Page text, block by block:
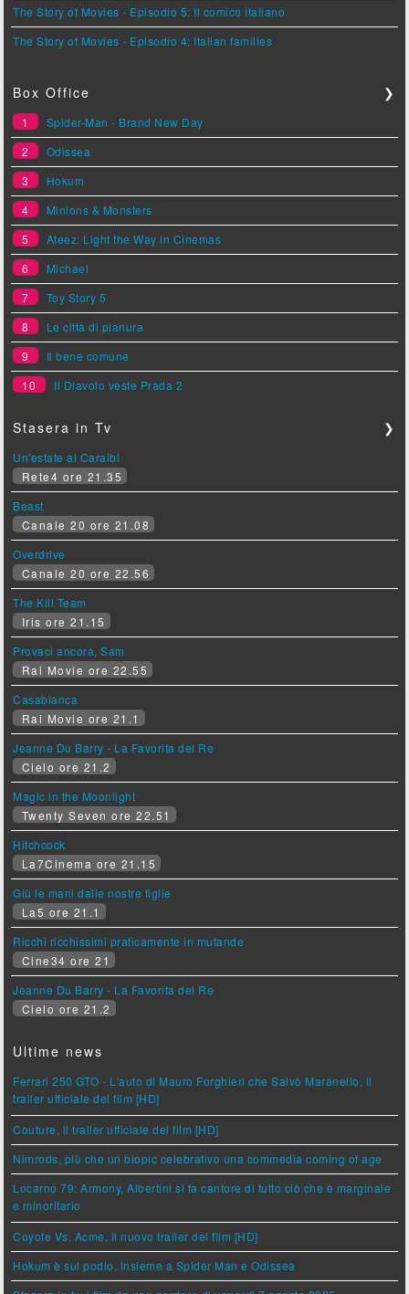
The Story of Movies - Episodio 5: Il comico italiano
The Story of Movies - Episodio 4: Italian families
Box Office ❯
1
Spider-Man - Brand New Day
2
Odissea
3
Hokum
4
Minions & Monsters
5
Ateez: Light the Way in Cinemas
6
Michael
7
Toy Story 5
8
Le città di pianura
9
Il bene comune
10
Il Diavolo veste Prada 2
Stasera in Tv ❯
Un'estate ai Caraibi
Rete4 ore 21.35
Beast
Canale 20 ore 21.08
Overdrive
Canale 20 ore 22.56
The Kill Team
Iris ore 21.15
Provaci ancora, Sam
Rai Movie ore 22.55
Casablanca
Rai Movie ore 21.1
Jeanne Du Barry - La Favorita del Re
Cielo ore 21.2
Magic in the Moonlight
Twenty Seven ore 22.51
Hitchcock
La7Cinema ore 21.15
Giù le mani dalle nostre figlie
La5 ore 21.1
Ricchi ricchissimi praticamente in mutande
Cine34 ore 21
Jeanne Du Barry - La Favorita del Re
Cielo ore 21.2
Ultime news
Ferrari 250 GTO - L'auto di Mauro Forghieri che Salvò Maranello, il
trailer ufficiale del film [HD]
Couture, il trailer ufficiale del film [HD]
Nimrods, più che un biopic celebrativo una commedia coming of age
Locarno 79: Armony, Albertini si fa cantore di tutto ciò che è marginale
e minoritario
Coyote Vs. Acme, il nuovo trailer del film [HD]
Hokum è sul podio, insieme a Spider Man e Odissea